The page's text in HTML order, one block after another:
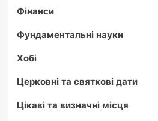
Фінанси
Фундаментальні науки
Хобі
Церковні та святкові дати
Цікаві та визначні місця